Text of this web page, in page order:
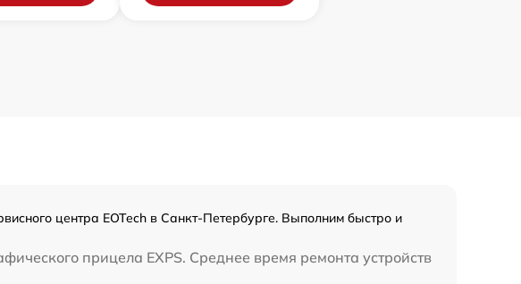
центра EOTech в Санкт-Петербурге. Выполним быстро и
прицела EXPS. Среднее время ремонта устройств